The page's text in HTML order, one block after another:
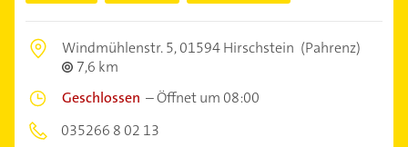
Windmühlenstr. 5,01594 Hirschstein (Pahrenz)
7,6 km
Geschlossen –Öffnet um 08:00
035266 8 02 13